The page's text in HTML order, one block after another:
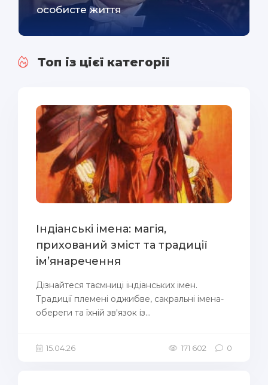
особисте життя
Топ із цієї категорії
Індіанські імена: магія,
прихований зміст та традиції
ім’янаречення
Дізнайтеся таємниці індіанських імен.
Традиції племені оджибве, сакральні імена-
обереги та їхній зв'язок із...
15.04.26 171 602 0